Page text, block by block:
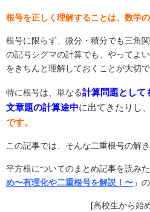
根号を正しく理解することは、数学
根号に限らず、微分・積分でも三角
の記号シグマの計算でも、やってよ
をきちんと理解しておくことが大切で
特に根号は、単なる計算問題として
文章題の計算途中に出てきたりし、
です。
この記事では、そんな二重根号の解
平方根についてのまとめ記事を読み
め〜有理化や二重根号を解説！〜 」
[高校生から始